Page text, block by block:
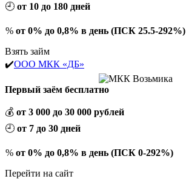
🕘 от 10 до 180 дней
% от 0% до 0,8% в день (ПСК 25.5-292%)
Взять займ
✔️ООО МКК «ДБ»
Первый заём бесплатно
💰 от 3 000 до 30 000 рублей
🕘 от 7 до 30 дней
% от 0% до 0,8% в день (ПСК 0-292%)
Перейти на сайт